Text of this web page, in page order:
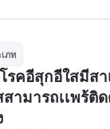
ภท
รคอีสุกอีใสมีส
สามารถเเพร้ติ